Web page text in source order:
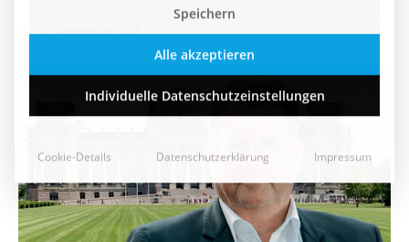
19. September 2023
Individuelle Datenschutzeinstellungen
Cookie-Details Datenschutzerklärung Impressum